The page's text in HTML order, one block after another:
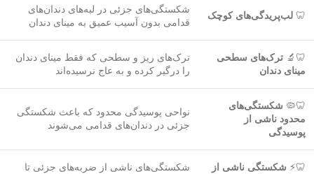
🦷 لب‌پریدگی‌های کوچک
شکستگی‌های جزئی در لبه‌های دندان‌های
قدامی بدون آسیب عمیق به مینای دندان
🦷🔬 ترک‌های سطحی
مینای دندان
ترک‌های ریز و سطحی که فقط مینای دندان
را درگیر کرده و به عاج نرسیده‌اند
🦷🦠 شکستگی‌های
محدود ناشی از
پوسیدگی
نواحی پوسیدگی محدود که باعث شکستگی
جزئی در دندان‌های قدامی می‌شوند
🦷⚡ شکستگی ناشی از
شکستگی‌های ناشی از ضربه‌های جزئی تا